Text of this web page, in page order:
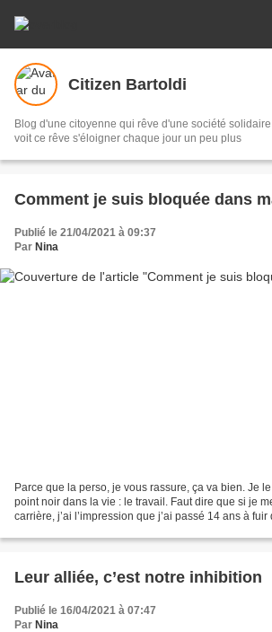
Citizen Bartoldi
Blog d'une citoyenne qui rêve d'une société
voit ce rêve s'éloigner chaque jour un peu plus
Comment je suis bloquée dans
Publié le 21/04/2021 à 09:37
Par Nina
Parce que la perso, je vous rassure, ça va bien. Je
point noir dans la vie : le travail. Faut dire que si je
carrière, j’ai l’impression que j’ai passé 14 ans à fuir
Leur alliée, c’est notre inhibition
Publié le 16/04/2021 à 07:47
Par Nina